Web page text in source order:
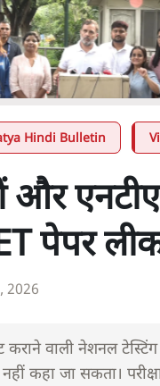
7
Hindi Bulletin
और
पेपर
2026
वाली नेशनल
कहा जा सकता।